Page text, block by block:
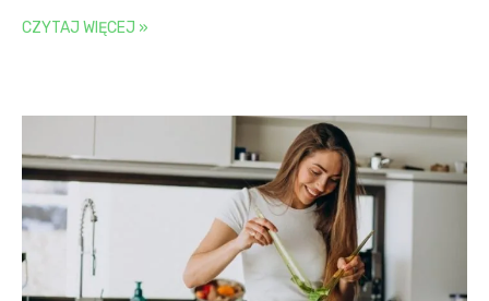
CZYTAJ WIĘCEJ »